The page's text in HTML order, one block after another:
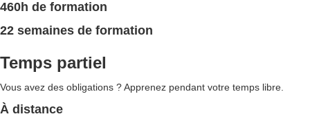
460h de formation
22 semaines de formation
Temps partiel
Vous avez des obligations ? Apprenez pendant votre temps libre.
À distance